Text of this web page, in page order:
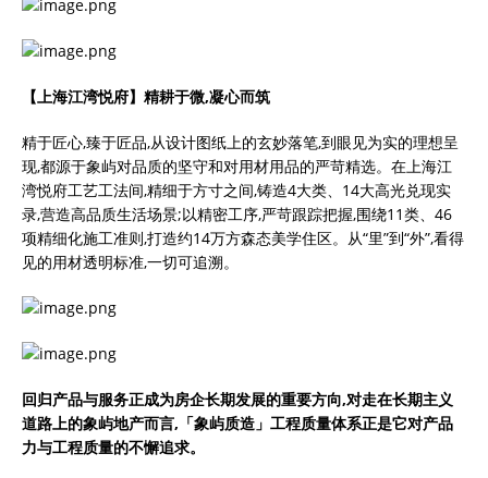
【上海江湾悦府】精耕于微,凝心而筑
精于匠心,臻于匠品,从设计图纸上的玄妙落笔,到眼见为实的理想呈
现,都源于象屿对品质的坚守和对用材用品的严苛精选。在上海江
湾悦府工艺工法间,精细于方寸之间,铸造4大类、14大高光兑现实
录,营造高品质生活场景;以精密工序,严苛跟踪把握,围绕11类、46
项精细化施工准则,打造约14万方森态美学住区。从“里”到“外”,看得
见的用材透明标准,一切可追溯。
回归产品与服务正成为房企长期发展的重要方向,对走在长期主义
道路上的象屿地产而言,「象屿质造」工程质量体系正是它对产品
力与工程质量的不懈追求。